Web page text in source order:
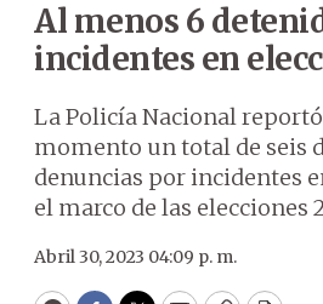
Al menos 6
incidentes en
La Policía Nacional
momento un total de seis
denuncias por incidentes
el marco de las elecciones
Abril 30, 2023 04:09 p. m.